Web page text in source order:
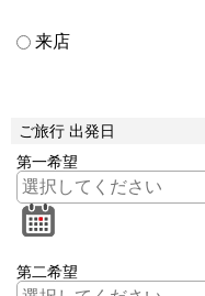
来店
ご旅行 出発日
第一希望
第二希望